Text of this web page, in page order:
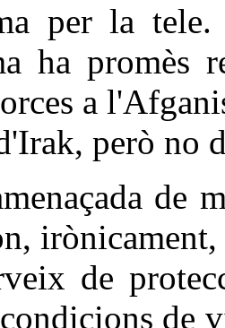
per la tele.
ha promès
a
però no
de
de
de